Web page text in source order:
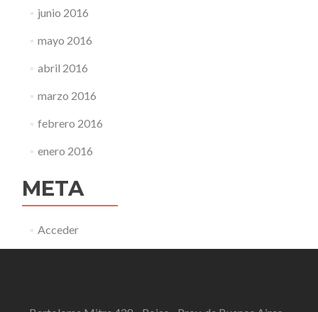
junio 2016
mayo 2016
abril 2016
marzo 2016
febrero 2016
enero 2016
META
Acceder